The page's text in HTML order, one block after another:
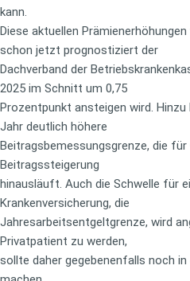
kann.
Diese aktuellen
schon jetzt prognostiziert der
Dachverband der
2025 im Schnitt um 0,75
Prozentpunkt ansteigen wird.
Jahr deutlich höhere
Beitragsbemessungsgrenze, die
Beitragssteigerung
hinausläuft. Auch die Schwelle für
Krankenversicherung, die
Jahresarbeitsentgeltgrenze, wird
Privatpatient zu werden,
sollte daher gegebenenfalls noch